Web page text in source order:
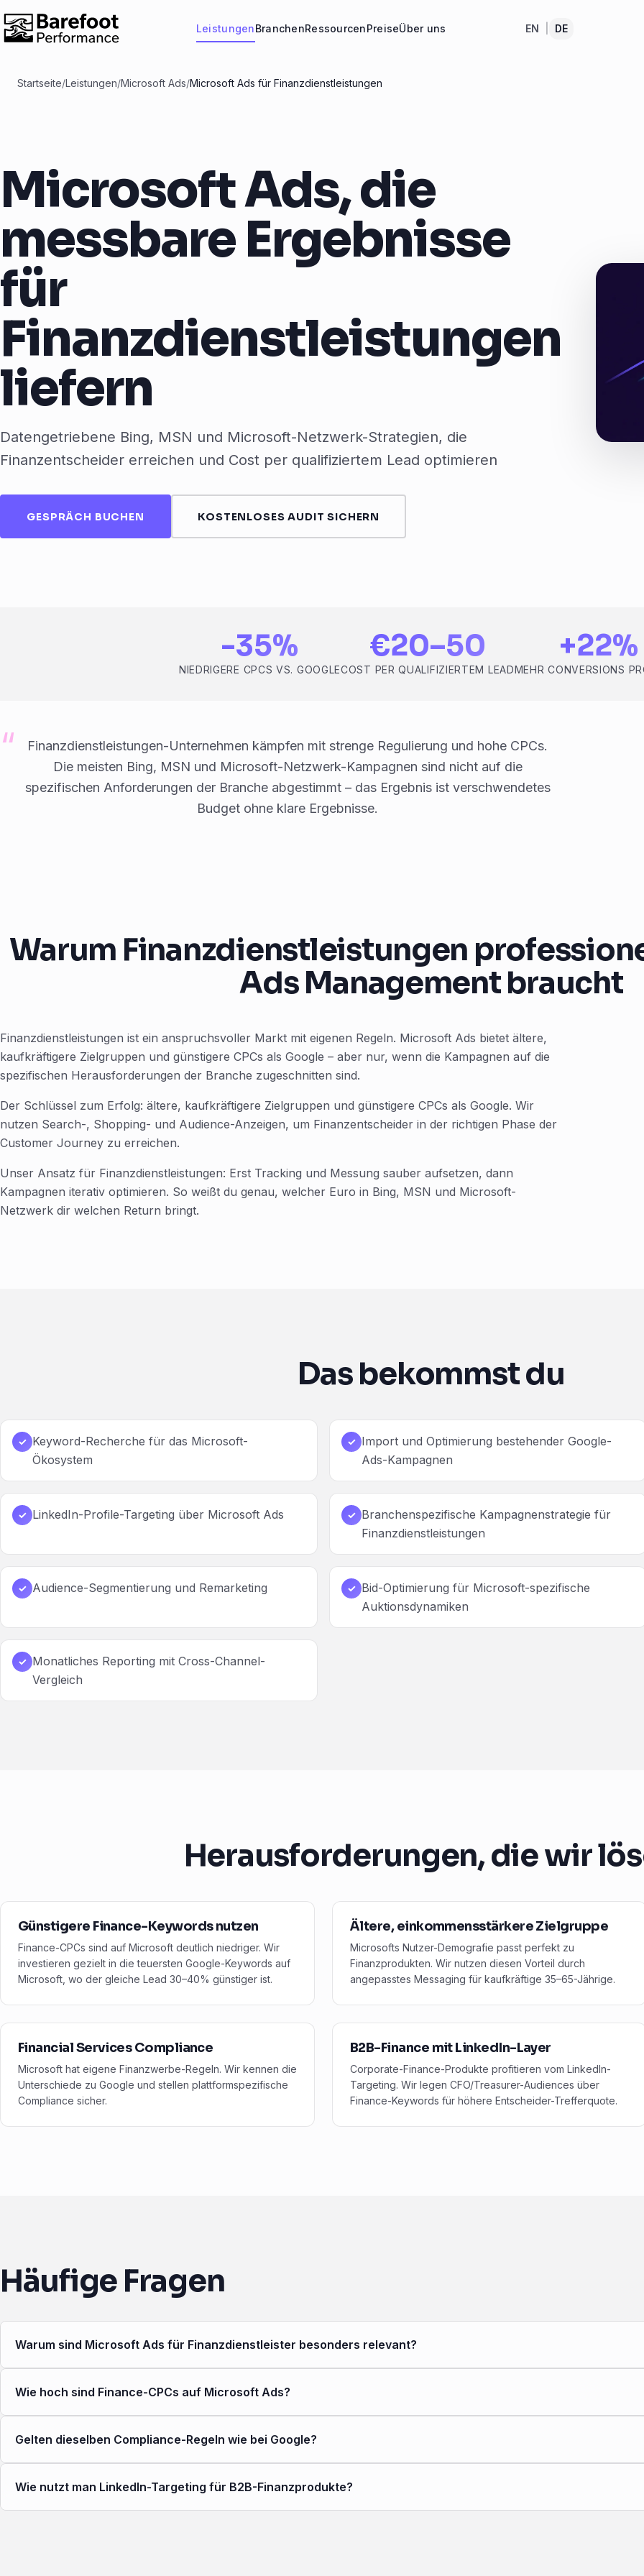
LeistungenBranchenRessourcenPreiseÜber uns EN DE
Startseite/Leistungen/Microsoft Ads/Microsoft Ads für Finanzdienstleistungen
Microsoft Ads, die
messbare Ergebnisse
für
Finanzdienstleistungen
liefern
Datengetriebene Bing, MSN und Microsoft-Netzwerk-Strategien, die
Finanzentscheider erreichen und Cost per qualifiziertem Lead optimieren
GESPRÄCH BUCHEN KOSTENLOSES AUDIT SICHERN
-35%
NIEDRIGERE CPCS VS. GOOGLE
€20–50
COST PER QUALIFIZIERTEM LEAD
+22%
MEHR CONVERSIONS
Finanzdienstleistungen-Unternehmen kämpfen mit strenge Regulierung und hohe CPCs.
Die meisten Bing, MSN und Microsoft-Netzwerk-Kampagnen sind nicht auf die
spezifischen Anforderungen der Branche abgestimmt – das Ergebnis ist verschwendetes
Budget ohne klare Ergebnisse.
Warum Finanzdienstleistungen
Ads Management braucht
Finanzdienstleistungen ist ein anspruchsvoller Markt mit eigenen Regeln. Microsoft Ads bietet ältere,
kaufkräftigere Zielgruppen und günstigere CPCs als Google – aber nur, wenn die Kampagnen auf die
spezifischen Herausforderungen der Branche zugeschnitten sind.
Der Schlüssel zum Erfolg: ältere, kaufkräftigere Zielgruppen und günstigere CPCs als Google. Wir
nutzen Search-, Shopping- und Audience-Anzeigen, um Finanzentscheider in der richtigen Phase der
Customer Journey zu erreichen.
Unser Ansatz für Finanzdienstleistungen: Erst Tracking und Messung sauber aufsetzen, dann
Kampagnen iterativ optimieren. So weißt du genau, welcher Euro in Bing, MSN und Microsoft-
Netzwerk dir welchen Return bringt.
Das bekommst du
✓ Keyword-Recherche für das Microsoft-
Ökosystem
✓ Import und Optimierung bestehender Google-
Ads-Kampagnen
✓ LinkedIn-Profile-Targeting über Microsoft Ads ✓ Branchenspezifische Kampagnenstrategie für
Finanzdienstleistungen
✓ Audience-Segmentierung und Remarketing ✓ Bid-Optimierung für Microsoft-spezifische
Auktionsdynamiken
✓ Monatliches Reporting mit Cross-Channel-
Vergleich
Herausforderungen, die wir
Günstigere Finance-Keywords nutzen
Finance-CPCs sind auf Microsoft deutlich niedriger. Wir
investieren gezielt in die teuersten Google-Keywords auf
Microsoft, wo der gleiche Lead 30–40% günstiger ist.
Ältere, einkommensstärkere Zielgruppe
Microsofts Nutzer-Demografie passt perfekt zu
Finanzprodukten. Wir nutzen diesen Vorteil durch
angepasstes Messaging für kaufkräftige 35–65-Jährige.
Financial Services Compliance
Microsoft hat eigene Finanzwerbe-Regeln. Wir kennen die
Unterschiede zu Google und stellen plattformspezifische
Compliance sicher.
B2B-Finance mit LinkedIn-Layer
Corporate-Finance-Produkte profitieren vom LinkedIn-
Targeting. Wir legen CFO/Treasurer-Audiences über
Finance-Keywords für höhere Entscheider-Trefferquote.
Häufige Fragen
Warum sind Microsoft Ads für Finanzdienstleister besonders relevant?
Wie hoch sind Finance-CPCs auf Microsoft Ads?
Gelten dieselben Compliance-Regeln wie bei Google?
Wie nutzt man LinkedIn-Targeting für B2B-Finanzprodukte?